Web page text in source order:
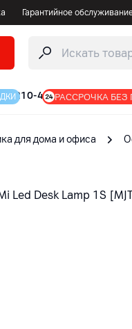
Гарантийное
РАССРОЧКА БЕЗ
для дома и офиса